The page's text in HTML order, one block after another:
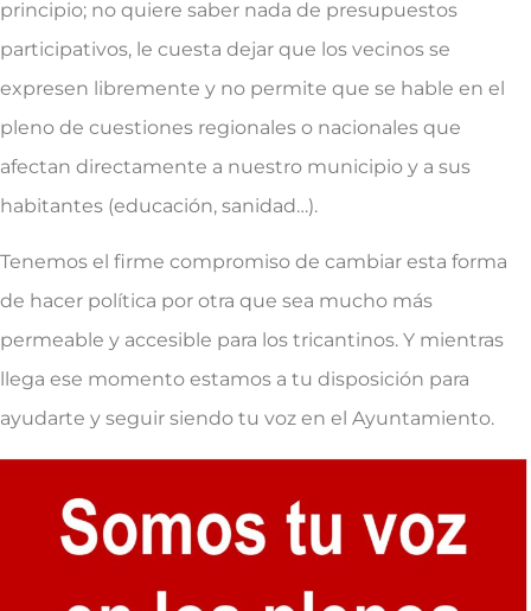
principio; no quiere saber nada de presupuestos
participativos, le cuesta dejar que los vecinos se
expresen libremente y no permite que se hable en el
pleno de cuestiones regionales o nacionales que
afectan directamente a nuestro municipio y a sus
habitantes (educación, sanidad…).
Tenemos el firme compromiso de cambiar esta forma
de hacer política por otra que sea mucho más
permeable y accesible para los tricantinos. Y mientras
llega ese momento estamos a tu disposición para
ayudarte y seguir siendo tu voz en el Ayuntamiento.